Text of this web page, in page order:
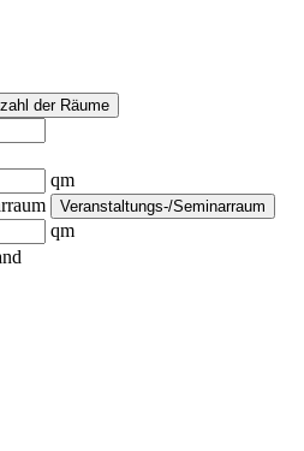
der Räume
qm
Veranstaltungs-/Seminarraum
qm